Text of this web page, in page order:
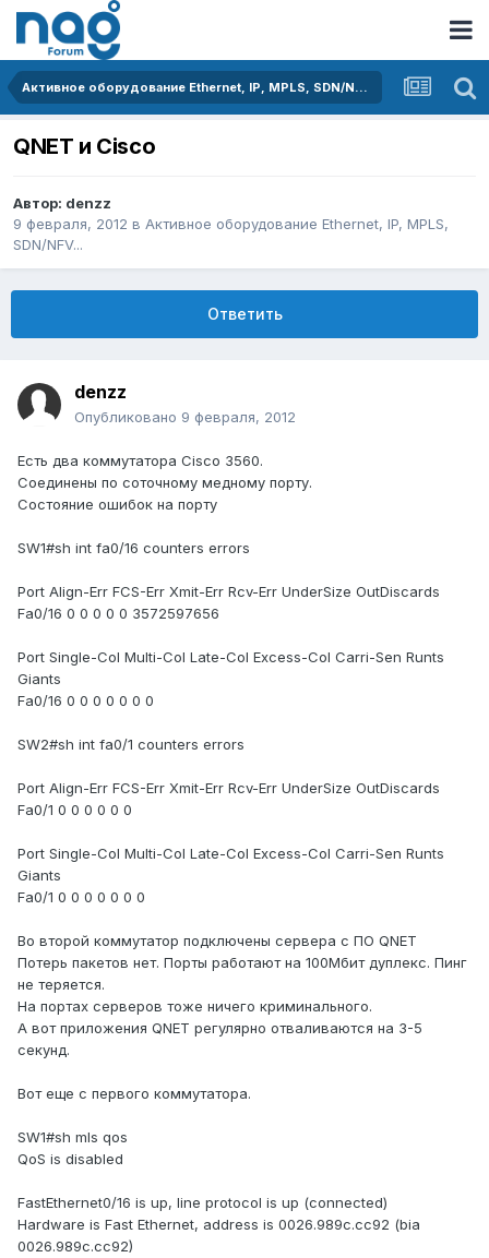
Активное оборудование Ethernet, IP, MPLS, SDN/NFV...
QNET и Cisco
Автор: denzz
9 февраля, 2012 в Активное оборудование Ethernet, IP, MPLS,
SDN/NFV...
Ответить
denzz
Опубликовано 9 февраля, 2012
Есть два коммутатора Cisco 3560.
Соединены по соточному медному порту.
Состояние ошибок на порту
SW1#sh int fa0/16 counters errors
Port Align-Err FCS-Err Xmit-Err Rcv-Err UnderSize OutDiscards
Fa0/16 0 0 0 0 0 3572597656
Port Single-Col Multi-Col Late-Col Excess-Col Carri-Sen Runts
Giants
Fa0/16 0 0 0 0 0 0 0
SW2#sh int fa0/1 counters errors
Port Align-Err FCS-Err Xmit-Err Rcv-Err UnderSize OutDiscards
Fa0/1 0 0 0 0 0 0
Port Single-Col Multi-Col Late-Col Excess-Col Carri-Sen Runts
Giants
Fa0/1 0 0 0 0 0 0 0
Во второй коммутатор подключены сервера с ПО QNET
Потерь пакетов нет. Порты работают на 100Мбит дуплекс. Пинг
не теряется.
На портах серверов тоже ничего криминального.
А вот приложения QNET регулярно отваливаются на 3-5
секунд.
Вот еще с первого коммутатора.
SW1#sh mls qos
QoS is disabled
FastEthernet0/16 is up, line protocol is up (connected)
Hardware is Fast Ethernet, address is 0026.989c.cc92 (bia
0026.989c.cc92)